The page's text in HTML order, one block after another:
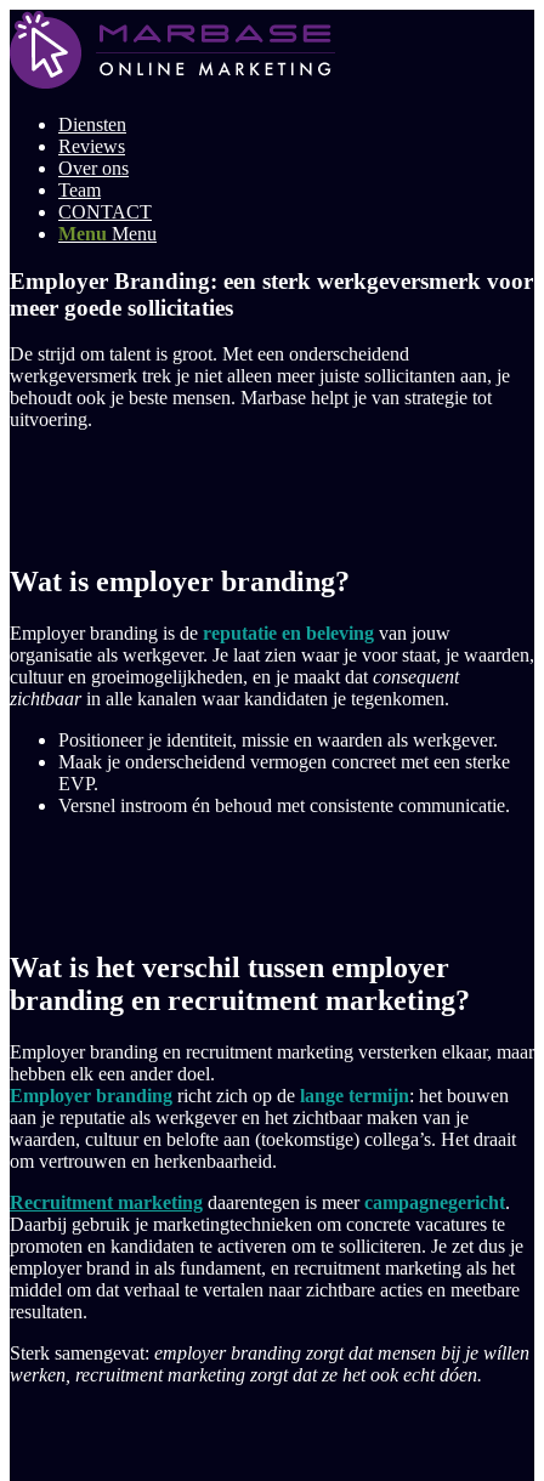
Diensten
Reviews
Over ons
Team
CONTACT
Menu Menu
Employer Branding: een sterk werkgeversmerk voor
meer goede sollicitaties
De strijd om talent is groot. Met een onderscheidend
werkgeversmerk trek je niet alleen meer juiste sollicitanten aan, je
behoudt ook je beste mensen. Marbase helpt je van strategie tot
uitvoering.
Wat is employer branding?
Employer branding is de reputatie en beleving van jouw
organisatie als werkgever. Je laat zien waar je voor staat, je waarden,
cultuur en groeimogelijkheden, en je maakt dat consequent
zichtbaarin alle kanalen waar kandidaten je tegenkomen.
Positioneer je identiteit, missie en waarden als werkgever.
Maak je onderscheidend vermogen concreet met een sterke
EVP.
Versnel instroom én behoud met consistente communicatie.
Wat is het verschil tussen employer
branding en recruitment marketing?
Employer branding en recruitment marketing versterken elkaar, maar
hebben elk een ander doel.
Employer branding richt zich op de lange termijn: het bouwen
aan je reputatie als werkgever en het zichtbaar maken van je
waarden, cultuur en belofte aan (toekomstige) collega’s. Het draait
om vertrouwen en herkenbaarheid.
Recruitment marketing daarentegen is meercampagnegericht.
Daarbij gebruik je marketingtechnieken om concrete vacatures te
promoten en kandidaten te activeren om te solliciteren. Je zet dus je
employer brand in als fundament, en recruitment marketing als het
middel om dat verhaal te vertalen naar zichtbare acties en meetbare
resultaten.
Sterk samengevat: employer branding zorgt dat mensen bij je wíllen
werken, recruitment marketing zorgt dat ze het ook echt dóen.